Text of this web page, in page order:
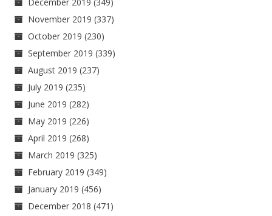
November 2019 (337)
October 2019 (230)
September 2019 (339)
August 2019 (237)
July 2019 (235)
June 2019 (282)
May 2019 (226)
April 2019 (268)
March 2019 (325)
February 2019 (349)
January 2019 (456)
December 2018 (471)